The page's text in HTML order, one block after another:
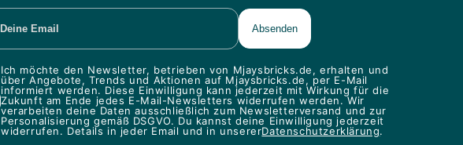
Ich möchte den Newsletter, betrieben von Mjaysbricks.de, erhalten und
über Angebote, Trends und Aktionen auf Mjaysbricks.de, per E-Mail
informiert werden. Diese Einwilligung kann jederzeit mit Wirkung für die
Zukunft am Ende jedes E-Mail-Newsletters widerrufen werden. Wir
verarbeiten deine Daten ausschließlich zum Newsletterversand und zur
Personalisierung gemäß DSGVO. Du kannst deine Einwilligung jederzeit
widerrufen. Details in jeder Email und in unsererDatenschutzerklärung.